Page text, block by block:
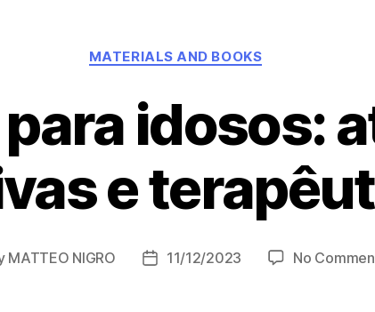
Categories
MATERIALS AND BOOKS
idosos:
e
MATTEO NIGRO
Post11/12/2023 No